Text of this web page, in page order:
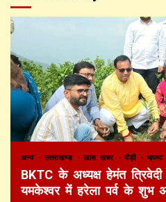
अन्य उत्तराखण्ड खास खबर पौड़ी भाजपा
BKTC के अध्यक्ष हेमंत
यमकेश्वर में हरेला पर्व के शुभ